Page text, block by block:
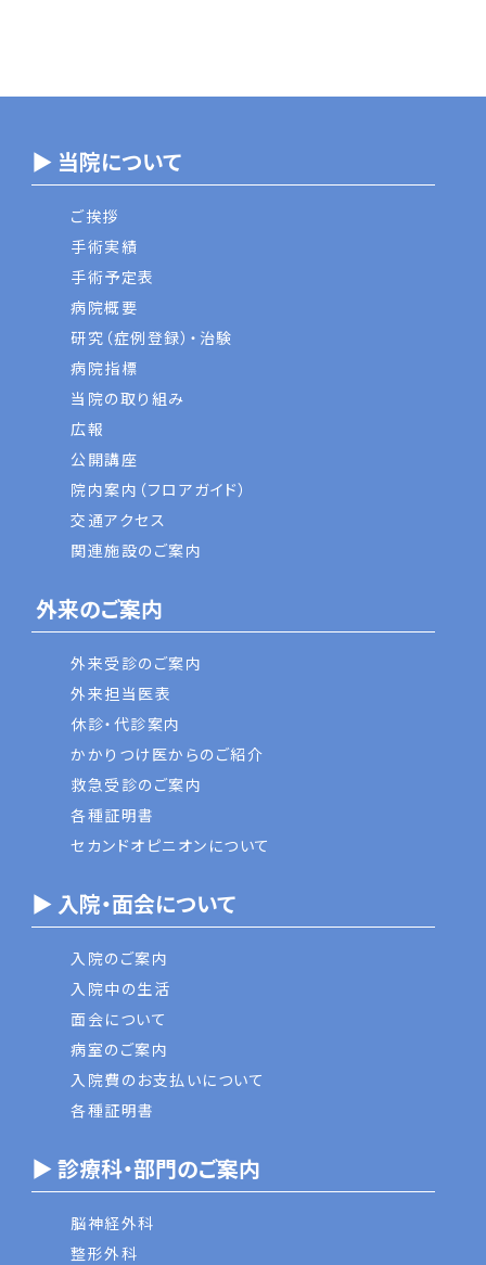
▶ 当院について
ご挨拶
手術実績
手術予定表
病院概要
研究（症例登録）・治験
病院指標
当院の取り組み
広報
公開講座
院内案内（フロアガイド）
交通アクセス
関連施設のご案内
外来のご案内
外来受診のご案内
外来担当医表
休診・代診案内
かかりつけ医からのご紹介
救急受診のご案内
各種証明書
セカンドオピニオンについて
▶ 入院・面会について
入院のご案内
入院中の生活
面会について
病室のご案内
入院費のお支払いについて
各種証明書
▶ 診療科・部門のご案内
脳神経外科
整形外科